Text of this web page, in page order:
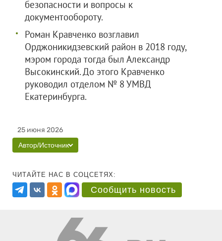
безопасности и вопросы к
документообороту.
Роман Кравченко возглавил
Орджоникидзевский район в 2018 году,
мэром города тогда был Александр
Высокинский. До этого Кравченко
руководил отделом № 8 УМВД
Екатеринбурга.
25 июня 2026
Автор/Источник
ЧИТАЙТЕ НАС В СОЦСЕТЯХ:
Сообщить новость